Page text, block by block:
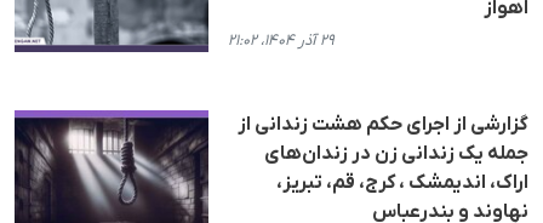
اهواز
۲۹ آذر ۱۴۰۴، ۲۱:۰۲
گزارشی از اجرای حکم هشت زندانی از
جملە یک زندانی زن در زندان‌های
اراک، اندیمشک ، کرج، قم، تبریز،
نهاوند و بندرعباس